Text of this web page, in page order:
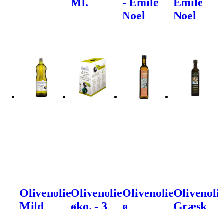
Ml.
- Emile
Noel
Emile
Noel
Olivenolie
Mild
Olivenolie
øko. - 3
Olivenolie
ø
Græsk